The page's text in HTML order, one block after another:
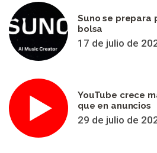
Suno se prepara
bolsa
17 de julio de
YouTube crece
que en anuncios
29 de julio de